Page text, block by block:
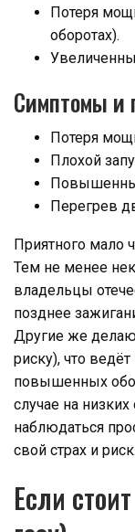
Потеря
оборотах).
Симптомы и
Потеря
Плохой
Перегрев
Приятного мало
Тем не менее
владельцы
позднее
Другие же
риску), что
повышенных
случае на
наблюдаться
свой страх и риск.
Если